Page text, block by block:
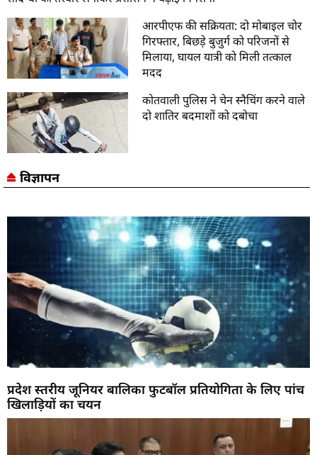
आरपीएफ की सक्रियता: दो मोबाइल चोर
गिरफ्तार, बिछड़े बुजुर्ग को परिजनों से
मिलाया, घायल यात्री को मिली तत्काल
मदद
कोतवाली पुलिस ने चेन स्नैचिंग करने वाले
दो शातिर बदमाशों को दबोचा
विज्ञापन
प्रदेश स्तरीय जूनियर बालिका फुटबॉल प्रतियोगिता के लिए पांच
खिलाड़ियों का चयन